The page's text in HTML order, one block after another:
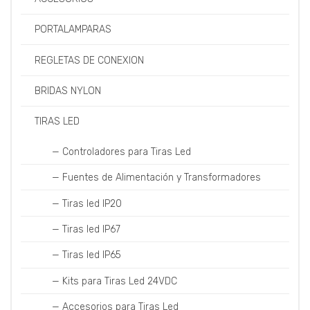
PORTALAMPARAS
REGLETAS DE CONEXION
BRIDAS NYLON
TIRAS LED
— Controladores para Tiras Led
— Fuentes de Alimentación y Transformadores
— Tiras led IP20
— Tiras led IP67
— Tiras led IP65
— Kits para Tiras Led 24VDC
— Accesorios para Tiras Led